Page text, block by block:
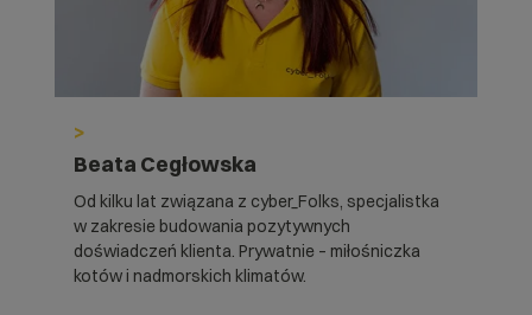
>
Beata Cegłowska
Od kilku lat związana z cyber_Folks, specjalistka
w zakresie budowania pozytywnych
doświadczeń klienta. Prywatnie – miłośniczka
kotów i nadmorskich klimatów.